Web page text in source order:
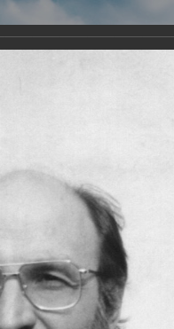
Сайт создан
Галерея